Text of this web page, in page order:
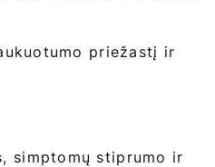
priežastį ir
simptomų stiprumo ir